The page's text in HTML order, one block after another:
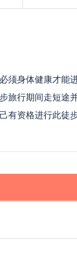
须身体健康才
旅行期间走短
有资格进行此